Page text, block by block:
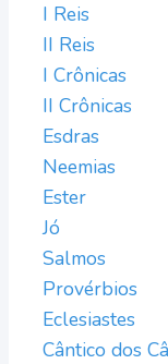
I Reis
II Reis
I Crônicas
II Crônicas
Esdras
Neemias
Ester
Jó
Salmos
Provérbios
Eclesiastes
Cântico dos